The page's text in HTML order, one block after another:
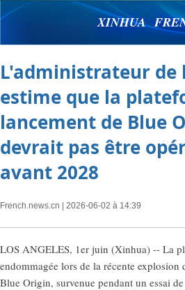
XINHUA
L'administrateur de
estime que la
lancement de Blue
devrait pas être
avant 2028
French.news.cn | 2026-06-02 à 14:39
LOS ANGELES, 1er juin (Xinhua) -- La
endommagée lors de la récente explosion
Blue Origin, survenue pendant un essai